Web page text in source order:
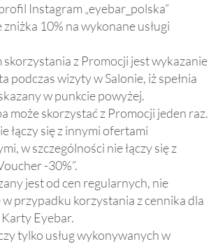
Instagram „eyebar_polska”
zniżka 10% na wykonane usługi
z Promocji jest wykazanie
podczas wizyty w Salonie, iż spełnia
w punkcie powyżej.
może skorzystać z Promocji jeden raz.
łączy się z innymi ofertami
w szczególności nie łączy się z
-30%”.
jest od cen regularnych, nie
przypadku korzystania z cennika dla
Eyebar.
tylko usług wykonywanych w